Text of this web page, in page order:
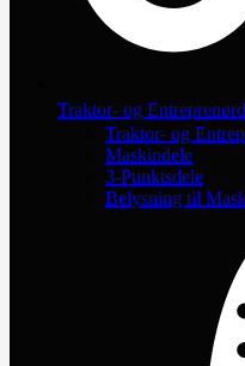
Traktor- og
Traktor- og
Maskindele
3-Punktsdele
Belysning til